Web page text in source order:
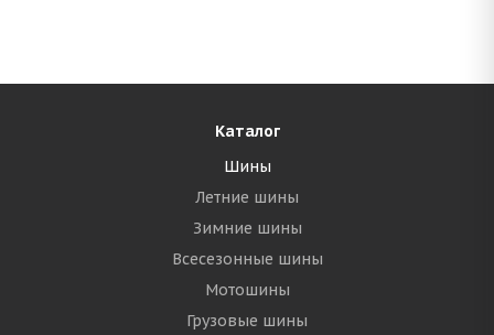
Каталог
Шины
Летние шины
Зимние шины
Всесезонные шины
Мотошины
Грузовые шины